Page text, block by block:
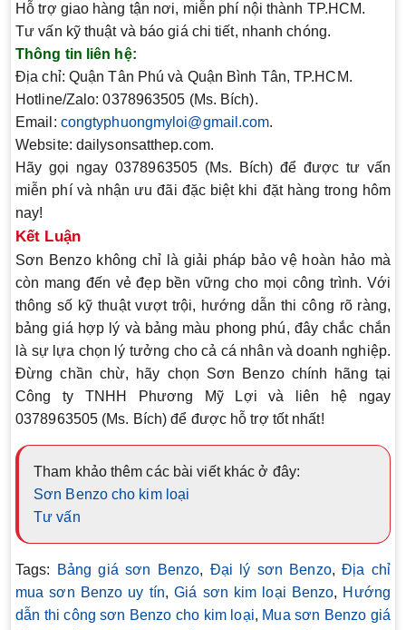
Hỗ trợ giao hàng tận nơi, miễn phí nội thành TP.HCM.
Tư vấn kỹ thuật và báo giá chi tiết, nhanh chóng.
Thông tin liên hệ:
Địa chỉ: Quận Tân Phú và Quận Bình Tân, TP.HCM.
Hotline/Zalo: 0378963505 (Ms. Bích).
Email: congtyphuongmyloi@gmail.com.
Website: dailysonsatthep.com.
Hãy gọi ngay 0378963505 (Ms. Bích) để được tư vấn
miễn phí và nhận ưu đãi đặc biệt khi đặt hàng trong hôm
nay!
Kết Luận
Sơn Benzokhông chỉ là giải pháp bảo vệ hoàn hảo mà
còn mang đến vẻ đẹp bền vững cho mọi công trình. Với
thông số kỹ thuật vượt trội, hướng dẫn thi công rõ ràng,
bảng giá hợp lý và bảng màu phong phú, đây chắc chắn
là sự lựa chọn lý tưởng cho cả cá nhân và doanh nghiệp.
Đừng chần chừ, hãy chọn Sơn Benzo chính hãng tại
Công ty TNHH Phương Mỹ Lợi và liên hệ ngay
0378963505 (Ms. Bích) để được hỗ trợ tốt nhất!
Tham khảo thêm các bài viết khác ở đây:
Sơn Benzo cho kim loại
Tư vấn
Tags: Bảng giá sơn Benzo, Đại lý sơn Benzo,Địa chỉ
mua sơn Benzo uy tín,Giá sơn kim loại Benzo, Hướng
dẫn thi công sơn Benzo cho kim loại, Mua sơn Benzo giá